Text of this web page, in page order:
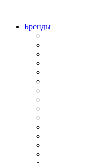
Бренды